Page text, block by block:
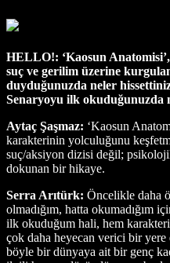
HELLO!: ‘Kaosun
suç ve gerilim üzerine
duyduğunuzda neler
Senaryoyu ilk okuduğunuzda
Aytaç Şaşmaz: ‘Kaosun
karakterinin yolculuğunu
suç/aksiyon dizisi değil;
dokunan bir hikaye.
Serra Arıtürk: Öncelikle daha
olmadığım, hatta okumadığım
ilk okuduğum hali, hem
çok daha heyecan verici bir
böyle bir dünyaya ait bir genç